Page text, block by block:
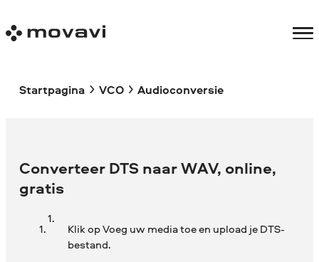
Startpagina VCO Audioconversie
Converteer DTS naar WAV, online,
gratis
Klik op Voeg uw media toe en upload je DTS-
bestand.